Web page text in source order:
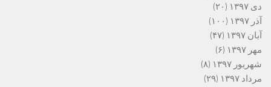
دی ۱۳۹۷
(۲۰)
آذر ۱۳۹۷
(۱۰۰)
آبان ۱۳۹۷
(۴۷)
مهر ۱۳۹۷
(۶)
شهریور ۱۳۹۷
(۸)
مرداد ۱۳۹۷
(۲۹)